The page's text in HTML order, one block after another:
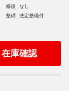
修復
なし
整備
法定整備付
庫確認